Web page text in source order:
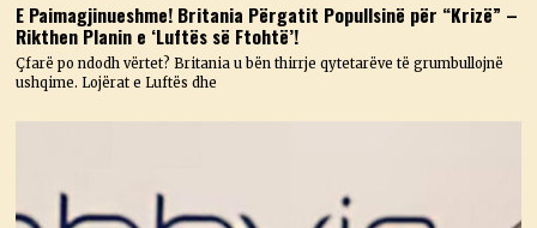
E Paimagjinueshme! Britania Përgatit Popullsinë për “Krizë” –
Rikthen Planin e ‘Luftës së Ftohtë’!
Çfarë po ndodh vërtet? Britania u bën thirrje qytetarëve të grumbullojnë
ushqime. Lojërat e Luftës dhe